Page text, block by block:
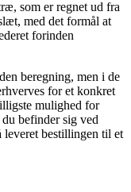
som er regnet ud fra
med det formål at
forinden
beregning, men i de
for et konkret
mulighed for
befinder sig ved
bestillingen til et